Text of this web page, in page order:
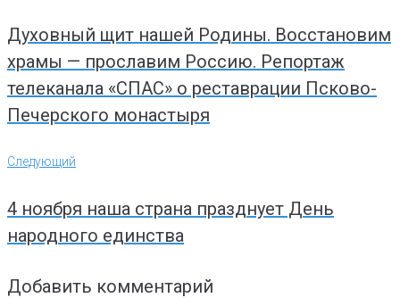
Духовный щит нашей Родины. Восстановим
храмы — прославим Россию. Репортаж
телеканала «СПАС» о реставрации Псково-
Печерского монастыря
Следующий
Следующий
4 ноября наша страна празднует День
народного единства
Добавить комментарий